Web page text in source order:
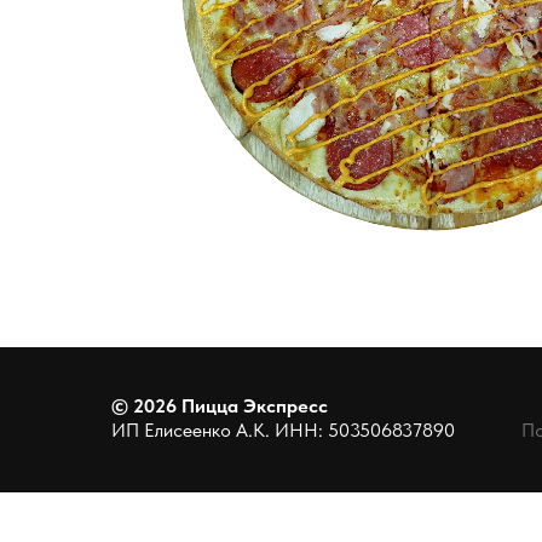
© 2026 Пицца Экспресс
ИП Елисеенко А.К. ИНН: 503506837890